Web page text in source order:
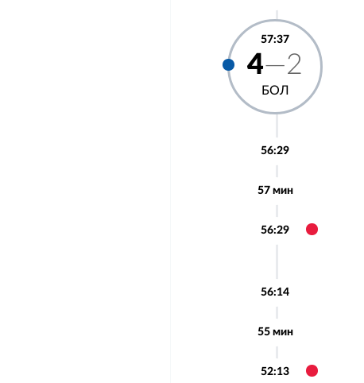
57:37
4—2
БОЛ
56:29
57 мин
56:29
56:14
55 мин
52:13